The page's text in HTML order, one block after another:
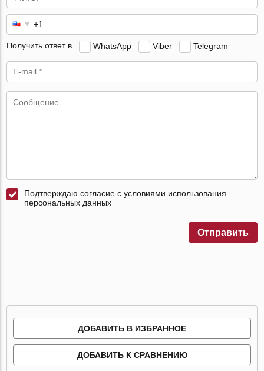
Получить ответ в WhatsApp Viber Telegram
Подтверждаю согласие с условиями использования
персональных данных
Отправить
ДОБАВИТЬ В ИЗБРАННОЕ
ДОБАВИТЬ К СРАВНЕНИЮ